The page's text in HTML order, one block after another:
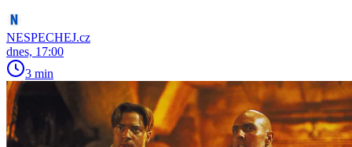
NESPECHEJ.cz
dnes, 17:00
3 min